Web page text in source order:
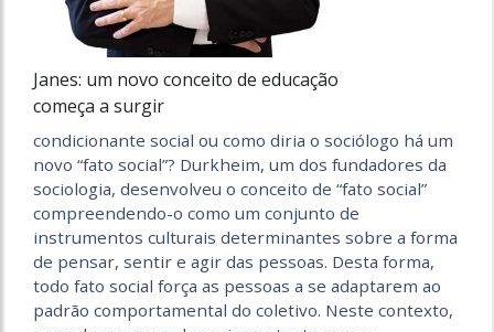
Janes: um novo conceito de educação
começa a surgir
condicionante social ou como diria o sociólogo há um
novo “fato social”? Durkheim, um dos fundadores da
sociologia, desenvolveu o conceito de “fato social”
compreendendo-o como um conjunto de
instrumentos culturais determinantes sobre a forma
de pensar, sentir e agir das pessoas. Desta forma,
todo fato social força as pessoas a se adaptarem ao
padrão comportamental do coletivo. Neste contexto,